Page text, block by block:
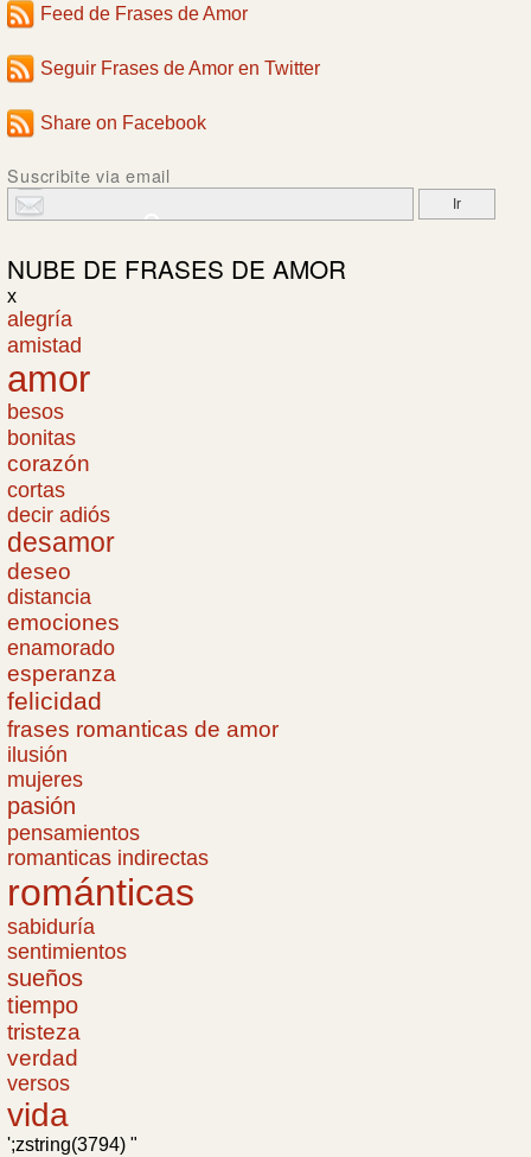
Feed de Frases de Amor
Seguir Frases de Amor en Twitter
Share on Facebook
Suscribite via email
NUBE DE FRASES DE AMOR
x
alegría
amistad
amor
besos
bonitas
corazón
cortas
decir adiós
desamor
deseo
distancia
emociones
enamorado
esperanza
felicidad
frases romanticas de amor
ilusión
mujeres
pasión
pensamientos
romanticas indirectas
románticas
sabiduría
sentimientos
sueños
tiempo
tristeza
verdad
versos
vida
';zstring(3794) "